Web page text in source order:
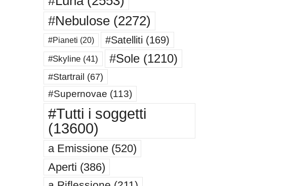
#Nebulose(2272)
#Pianeti (20) #Satelliti (169)
#Skyline(41) #Sole(1210)
#Startrail (67)
#Supernovae (113)
#Tutti i soggetti
(13600)
a Emissione(520)
Aperti (386)